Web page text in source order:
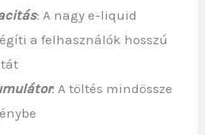
: A nagy e-liquid
a felhasználók hosszú
: A töltés mindössze